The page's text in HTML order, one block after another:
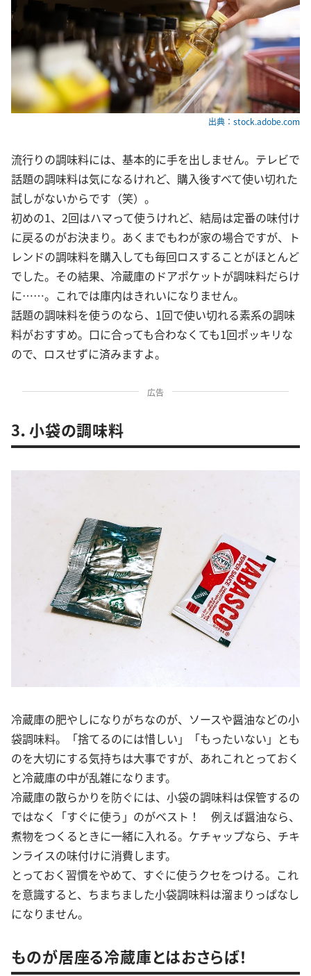
出典：stock.adobe.com
流行りの調味料には、基本的に手を出しません。テレビで
話題の調味料は気になるけれど、購入後すべて使い切れた
試しがないからです（笑）。
初めの1、2回はハマって使うけれど、結局は定番の味付け
に戻るのがお決まり。あくまでもわが家の場合ですが、ト
レンドの調味料を購入しても毎回ロスすることがほとんど
でした。その結果、冷蔵庫のドアポケットが調味料だらけ
に……。これでは庫内はきれいになりません。
話題の調味料を使うのなら、1回で使い切れる素系の調味
料がおすすめ。口に合っても合わなくても1回ポッキリな
ので、ロスせずに済みますよ。
広告
3．小袋の調味料
冷蔵庫の肥やしになりがちなのが、ソースや醤油などの小
袋調味料。「捨てるのには惜しい」「もったいない」とも
のを大切にする気持ちは大事ですが、あれこれとっておく
と冷蔵庫の中が乱雑になります。
冷蔵庫の散らかりを防ぐには、小袋の調味料は保管するの
ではなく「すぐに使う」のがベスト！ 例えば醤油なら、
煮物をつくるときに一緒に入れる。ケチャップなら、チキ
ンライスの味付けに消費します。
とっておく習慣をやめて、すぐに使うクセをつける。これ
を意識すると、ちまちました小袋調味料は溜まりっぱなし
になりません。
ものが居座る冷蔵庫とはおさらば！